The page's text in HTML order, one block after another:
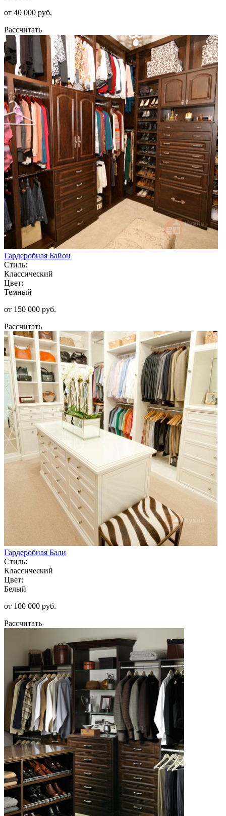
от 40 000 руб.
Рассчитать
Гардеробная Байон
Стиль:
Классический
Цвет:
Темный
от 150 000 руб.
Рассчитать
Гардеробная Бали
Стиль:
Классический
Цвет:
Белый
от 100 000 руб.
Рассчитать